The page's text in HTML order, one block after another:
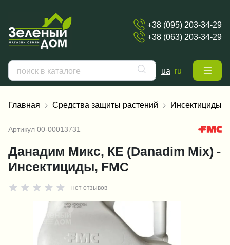
+38 (095) 203-34-29
+38 (063) 203-34-29
ua ru
Главная Средства защиты растений Инсектициды
Артикул 00-00013731
Данадим Микс, КЕ (Danadim Mix) -
Инсектициды, FMC
нет отзывов